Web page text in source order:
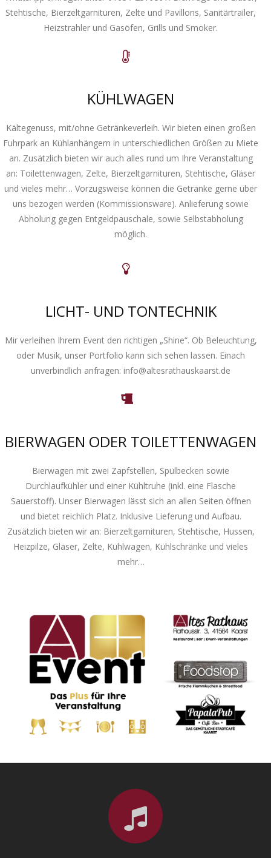
Stehtische, Bierzeltgarnituren, Zelte und Pavillons, Sanitärtrailer,
Heizstrahler und Gasöfen, Grills und Smoker.
KÜHLWAGEN
Kältegenuss, mit/ohne Getränkeverleih. Wir bieten einen großen
Fuhrpark an Kühlanhängern in unterschiedlichen Größen zu Miete
an. Zusätzlich bieten wir auch alles rund um Ihre Veranstaltung
an: Toilettenwagen, Zelte, Bierzeltgarnituren, Stehtische, Gläser
und vieles mehr… Vorzugsweise können die Getränke gerne über
uns bezogen werden (Kommissionsware). Anlieferung sowie
Abholung gegen Entgeldpauschale, sowie Selbstabholung
möglich.
LICHT- UND TONTECHNIK
Mir verleihen Ihrem Event den richtigen „Shine“. Ob Beleuchtung,
oder Musik, unser Portfolio kann sich sehen lassen. Einach
unverbindlich anfragen: info@altesrathauskaarst.de
BIERWAGEN ODER TOILETTENWAGEN
Bierwagen mit zwei Zapfstellen, Spülbecken sowie
Durchlaufkühler und einer Kühltruhe (inkl. eine Flasche
Sauerstoff). Unser Bierwagen lässt sich an allen Seiten öffnen
und bietet reichlich Platz. Inklusive Lieferung und Aufbau.
Zusätzlich bieten wir an: Bierzeltgarnituren, Stehtische, Hussen,
Heizpilze, Gläser, Zelte, Kühlwagen, Kühlschränke und vieles
mehr…